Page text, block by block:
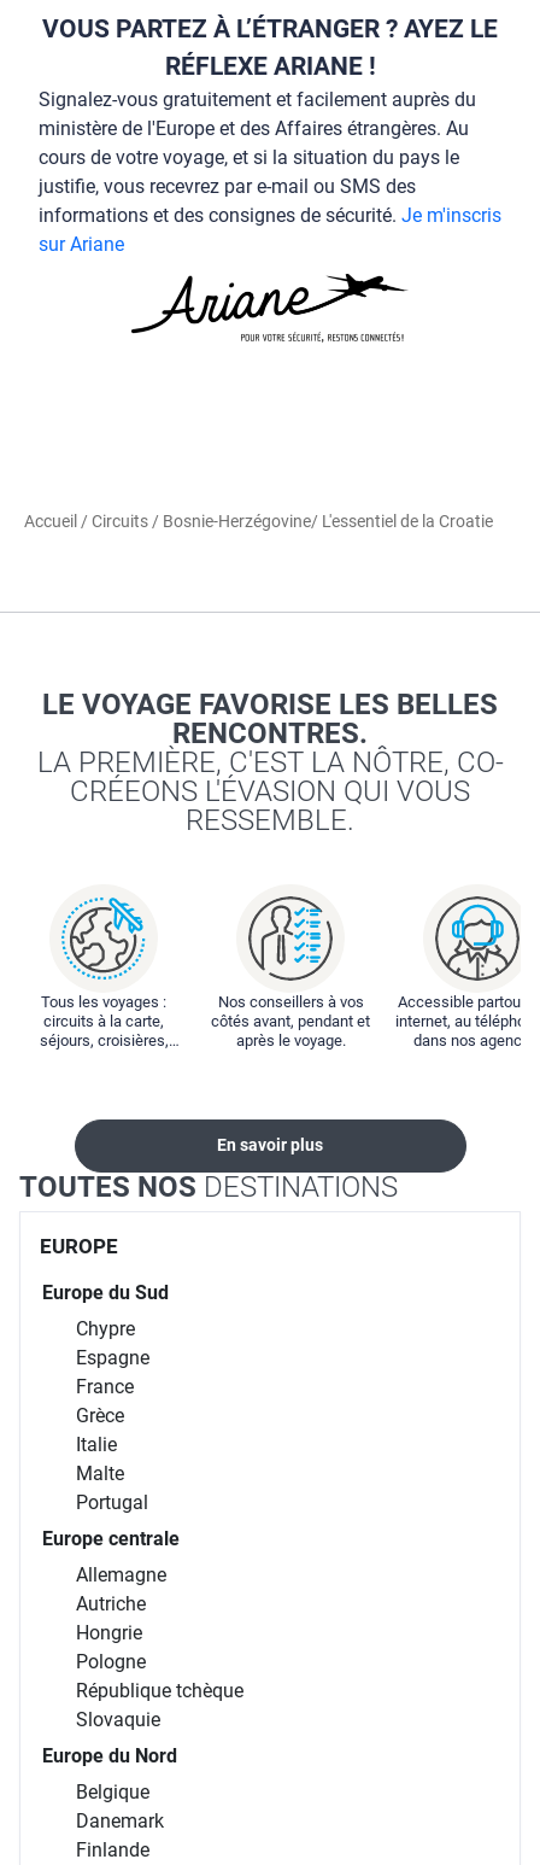
VOUS PARTEZ À L’ÉTRANGER ? AYEZ LE
RÉFLEXE ARIANE !
Signalez-vous gratuitement et facilement auprès du
ministère de l'Europe et des Affaires étrangères. Au
cours de votre voyage, et si la situation du pays le
justifie, vous recevrez par e-mail ou SMS des
informations et des consignes de sécurité. Je m'inscris
sur Ariane
Accueil /Circuits / Bosnie-Herzégovine/ L'essentiel de la Croatie
LE VOYAGE FAVORISE LES BELLES
RENCONTRES.
LA PREMIÈRE, C'EST LA NÔTRE, CO-
CRÉEONS L'ÉVASION QUI VOUS
RESSEMBLE.
Tous les voyages :
circuits à la carte,
séjours, croisières,
Nos conseillers à vos
côtés avant, pendant et
après le voyage.
Accessible partout :
internet, au
dans nos
En savoir plus
TOUTES NOS DESTINATIONS
EUROPE
Europe du Sud
Chypre
Espagne
France
Grèce
Italie
Malte
Portugal
Europe centrale
Allemagne
Autriche
Hongrie
Pologne
République tchèque
Slovaquie
Europe du Nord
Belgique
Danemark
Finlande